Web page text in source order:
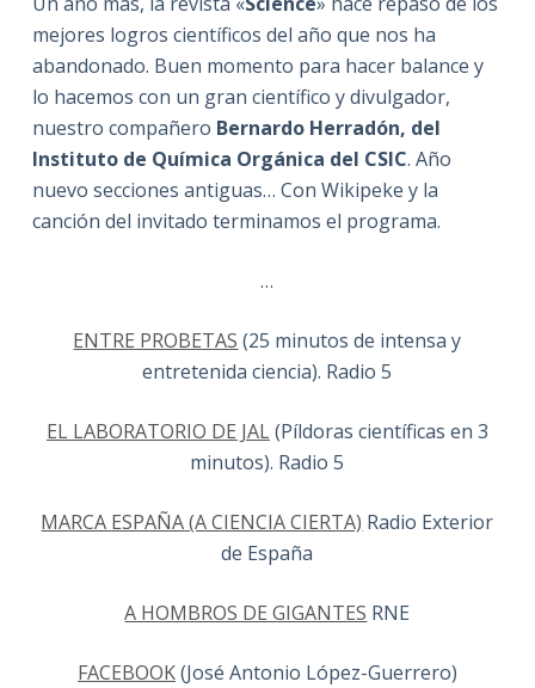
mejores logros científicos del año que nos ha
abandonado. Buen momento para hacer balance y
lo hacemos con un gran científico y divulgador,
nuestro compañero Bernardo Herradón, del
Instituto de Química Orgánica del CSIC. Año
nuevo secciones antiguas… Con Wikipeke y la
canción del invitado terminamos el programa.
…
ENTRE PROBETAS (25 minutos de intensa y
entretenida ciencia). Radio 5
EL LABORATORIO DE JAL(Píldoras científicas en 3
minutos). Radio 5
MARCA ESPAÑA (A CIENCIA CIERTA) Radio Exterior
de España
A HOMBROS DE GIGANTES RNE
FACEBOOK(José Antonio López-Guerrero)